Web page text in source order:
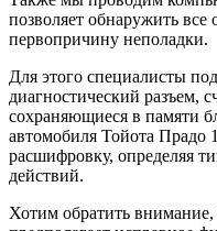
позволяет обнаружить
первопричину неполадки.
Для этого специалисты
диагностический разъем,
сохраняющиеся в памяти
автомобиля Тойота Прадо
расшифровку, определяя
действий.
Хотим обратить внимание,